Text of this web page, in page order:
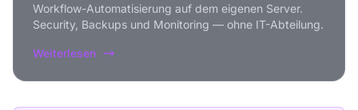
Workflow-Automatisierung auf dem eigenen Server.
Security, Backups und Monitoring — ohne IT-Abteilung.
Weiterlesen